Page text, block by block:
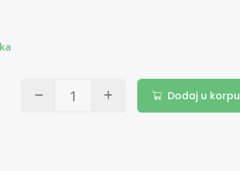
Dodaj u korpu